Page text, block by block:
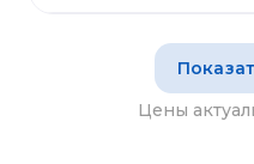
Цены